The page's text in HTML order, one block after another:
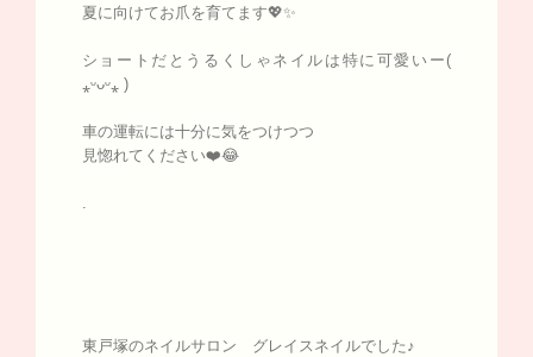
夏に向けてお爪を育てます💖✨
ショートだとうるくしゃネイルは特に可愛いー(
⁎ᵕᴗᵕ⁎ )
車の運転には十分に気をつけつつ
見惚れてください❤️😂
.
東戸塚のネイルサロン グレイスネイルでした♪